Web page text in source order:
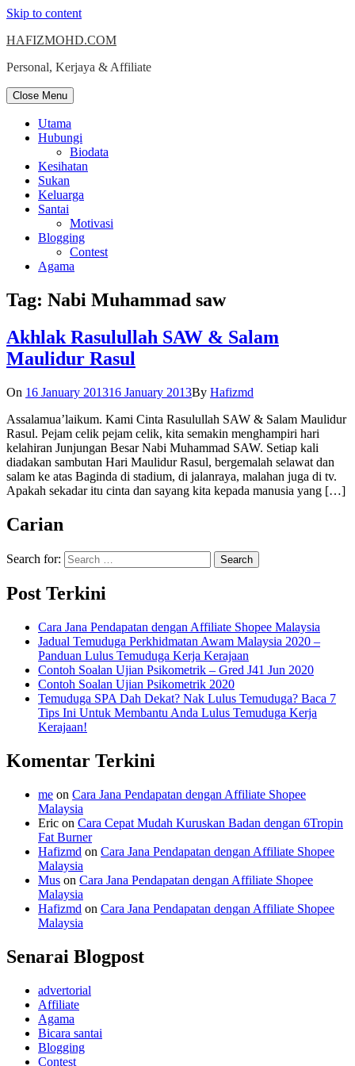
Skip to content
HAFIZMOHD.COM
Personal, Kerjaya & Affiliate
Close Menu
Utama
Hubungi
Biodata
Kesihatan
Sukan
Keluarga
Santai
Motivasi
Blogging
Contest
Agama
Tag: Nabi Muhammad saw
Akhlak Rasulullah SAW & Salam
Maulidur Rasul
On 16 January 201316 January 2013By Hafizmd
Assalamua’laikum. Kami Cinta Rasulullah SAW & Salam Maulidur
Rasul. Pejam celik pejam celik, kita semakin menghampiri hari
kelahiran Junjungan Besar Nabi Muhammad SAW. Setiap kali
diadakan sambutan Hari Maulidur Rasul, bergemalah selawat dan
salam ke atas Baginda di stadium, di jalanraya, malahan juga di tv.
Apakah sekadar itu cinta dan sayang kita kepada manusia yang […]
Carian
Search for:
Post Terkini
Cara Jana Pendapatan dengan Affiliate Shopee Malaysia
Jadual Temuduga Perkhidmatan Awam Malaysia 2020 –
Panduan Lulus Temuduga Kerja Kerajaan
Contoh Soalan Ujian Psikometrik – Gred J41 Jun 2020
Contoh Soalan Ujian Psikometrik 2020
Temuduga SPA Dah Dekat? Nak Lulus Temuduga? Baca 7
Tips Ini Untuk Membantu Anda Lulus Temuduga Kerja
Kerajaan!
Komentar Terkini
me on Cara Jana Pendapatan dengan Affiliate Shopee
Malaysia
Eric on Cara Cepat Mudah Kuruskan Badan dengan 6Tropin
Fat Burner
Hafizmd on Cara Jana Pendapatan dengan Affiliate Shopee
Malaysia
Mus on Cara Jana Pendapatan dengan Affiliate Shopee
Malaysia
Hafizmd on Cara Jana Pendapatan dengan Affiliate Shopee
Malaysia
Senarai Blogpost
advertorial
Affiliate
Agama
Bicara santai
Blogging
Contest